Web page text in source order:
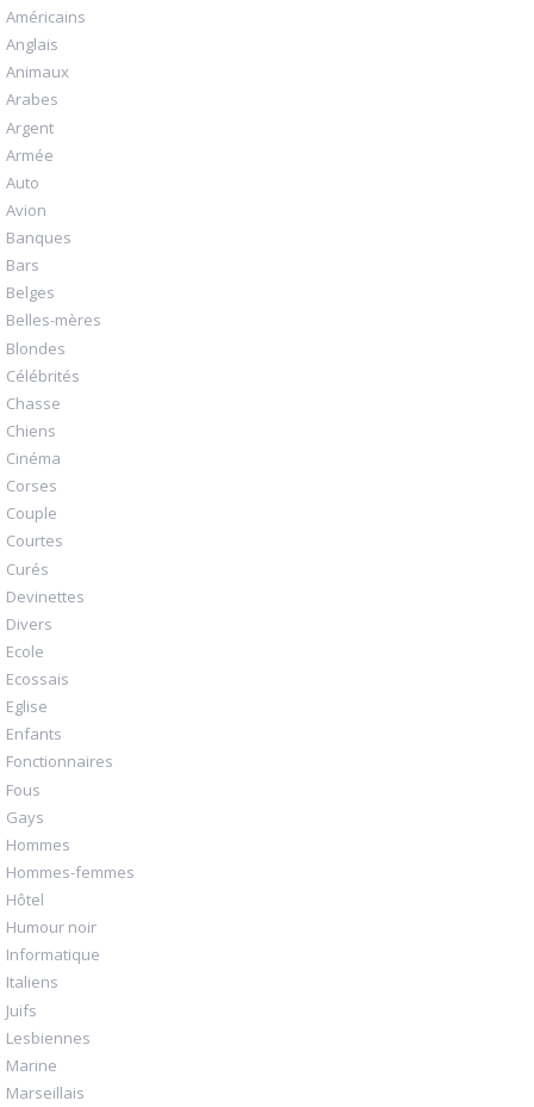
Américains
Anglais
Animaux
Arabes
Argent
Armée
Auto
Avion
Banques
Bars
Belges
Belles-mères
Blondes
Célébrités
Chasse
Chiens
Cinéma
Corses
Couple
Courtes
Curés
Devinettes
Divers
Ecole
Ecossais
Eglise
Enfants
Fonctionnaires
Fous
Gays
Hommes
Hommes-femmes
Hôtel
Humour noir
Informatique
Italiens
Juifs
Lesbiennes
Marine
Marseillais